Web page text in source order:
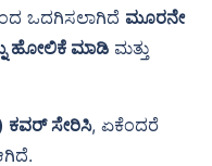
ಒದಗಿಸಲಾಗಿದೆ ಮೂರನೇ
ಹೋಲಿಕೆ ಮಾಡಿ ಮತ್ತು
ಕವರ್ ಸೇರಿಸಿ, ಏಕೆಂದರೆ